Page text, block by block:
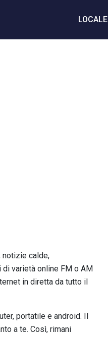
LOCALE
notizie calde,
varietà online FM o AM
in diretta da tutto il
portatile e android. Il
a te. Così, rimani